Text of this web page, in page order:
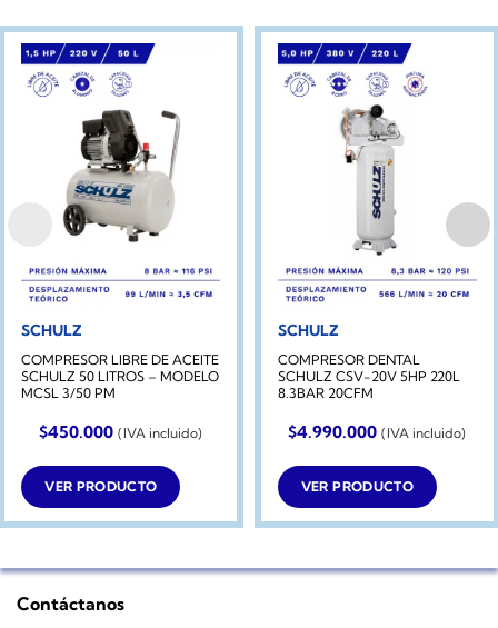
SCHULZ
COMPRESOR LIBRE DE ACEITE
SCHULZ 50 LITROS – MODELO
MCSL 3/50 PM
$450.000 (IVA incluido)
VER PRODUCTO
SCHULZ
COMPRESOR DENTAL
SCHULZ CSV-20V 5HP 220L
8.3BAR 20CFM
$4.990.000 (IVA incluido)
VER PRODUCTO
Contáctanos